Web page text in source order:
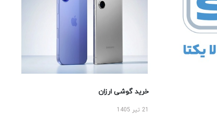
خرید گوشی ارزان